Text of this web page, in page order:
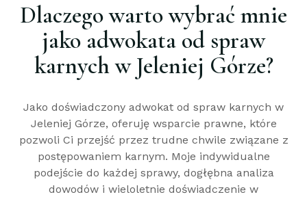
Dlaczego warto wybrać mnie
jako adwokata od spraw
karnych w Jeleniej Górze?
Jako doświadczony adwokat od spraw karnych w
Jeleniej Górze, oferuję wsparcie prawne, które
pozwoli Ci przejść przez trudne chwile związane z
postępowaniem karnym. Moje indywidualne
podejście do każdej sprawy, dogłębna analiza
dowodów i wieloletnie doświadczenie w